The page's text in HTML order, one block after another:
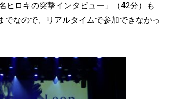
ヒロキの突撃インタビュー」（42分）も
なので、リアルタイムで参加できなかっ